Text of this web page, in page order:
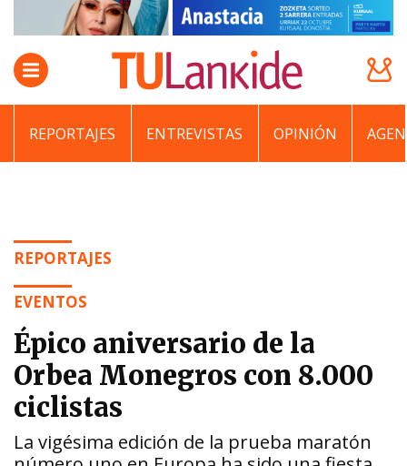
REPORTAJES ENTREVISTAS OPINIÓN
REPORTAJES
EVENTOS
Épico aniversario de la
Orbea Monegros con 8.000
ciclistas
La vigésima edición de la prueba maratón